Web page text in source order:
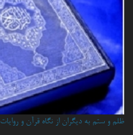
ظلم و ستم به دیگران از نگاه قرآن و روایات